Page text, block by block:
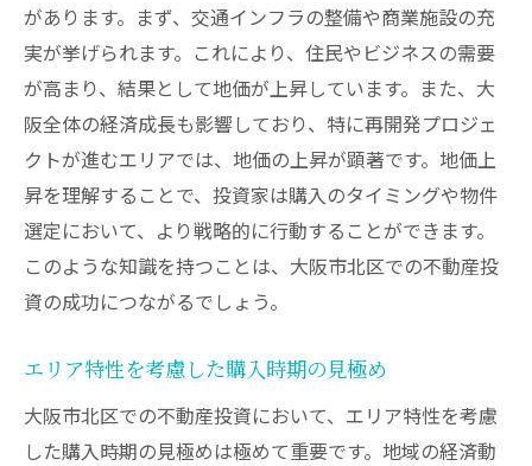
があります。まず、交通インフラの整備や商業施設の充
実が挙げられます。これにより、住民やビジネスの需要
が高まり、結果として地価が上昇しています。また、大
阪全体の経済成長も影響しており、特に再開発プロジェ
クトが進むエリアでは、地価の上昇が顕著です。地価上
昇を理解することで、投資家は購入のタイミングや物件
選定において、より戦略的に行動することができます。
このような知識を持つことは、大阪市北区での不動産投
資の成功につながるでしょう。
エリア特性を考慮した購入時期の見極め
大阪市北区での不動産投資において、エリア特性を考慮
した購入時期の見極めは極めて重要です。地域の経済動